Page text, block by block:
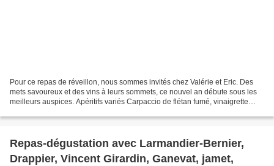
Pour ce repas de réveillon, nous sommes invités chez Valérie et Eric. Des
mets savoureux et des vins à leurs sommets, ce nouvel an débute sous les
meilleurs auspices. Apéritifs variés Carpaccio de flétan fumé, vinaigrette
Repas-dégustation avec Larmandier-Bernier,
Drappier, Vincent Girardin, Ganevat, jamet,